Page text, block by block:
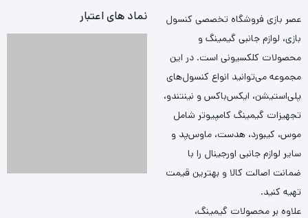
عصر بازی فروشگاه تخصصی کنسول
بازی، لوازم جانبی گیمینگ و
محصولات کلکسیونی است. در این
مجموعه می‌توانید انواع کنسول‌های
پلی‌استیشن، ایکس‌باکس و نینتندو،
تجهیزات گیمینگ کامپیوتر شامل
موس، کیبورد، هدست، ماوس‌پد و
سایر لوازم جانبی اورجینال را با
ضمانت اصالت کالا و بهترین قیمت
تهیه کنید.
علاوه بر محصولات گیمینگ،
نماد های اعتبار